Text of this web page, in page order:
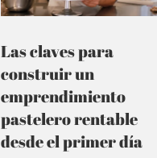
Las claves para
construir un
emprendimiento
pastelero rentable
desde el primer día